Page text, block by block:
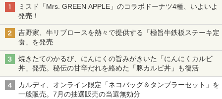
ミスド「Mrs. GREEN APPLE」のコラボドーナツ4種、いよいよ
発売！
吉野家、牛リブロースを熱々で提供する「極旨牛鉄板ステーキ定
食」を発売
焼きたてのかるび、にんにくの旨みがきいた「にんにくカルビ
丼」発売。秘伝の甘辛だれを絡めた「豚カルビ丼」も復活
カルディ、オンライン限定「ネコバッグ＆タンブラーセット」を
一般販売。7月の抽選販売の当選無効分